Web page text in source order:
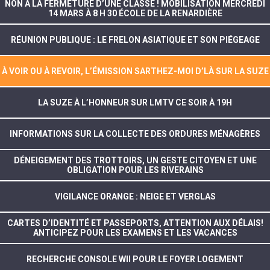
NON À LA FERMETURE D’UNE CLASSE ! MOBILISATION MERCREDI
14 MARS À 8 H 30 ÉCOLE DE LA RENARDIÈRE
RÉUNION PUBLIQUE : LE FRELON ASIATIQUE ET SON PIÉGEAGE
À VOIR OU À REVOIR, L’ÉMISSION SARTHEZ-MOI D’LÀ SUR LA SUZE
LA SUZE À L’HONNEUR SUR LMTV CE SOIR À 19H
INFORMATIONS SUR LA COLLECTE DES ORDURES MÉNAGÈRES
DÉNEIGEMENT DES TROTTOIRS, UN GESTE CITOYEN ET UNE
OBLIGATION POUR LES RIVERAINS
VIGILANCE ORANGE : NEIGE ET VERGLAS
CARTES D’IDENTITÉ ET PASSEPORTS, ATTENTION AUX DÉLAIS!
ANTICIPEZ POUR LES EXAMENS ET LES VACANCES
RECHERCHE CONSOLE WII POUR LE FOYER LOGEMENT